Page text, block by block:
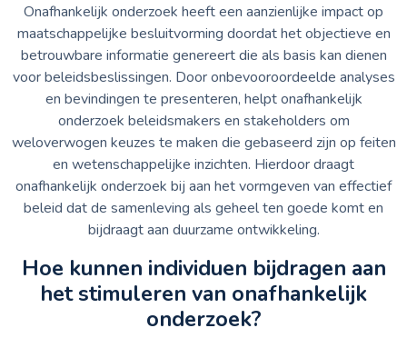
Onafhankelijk onderzoek heeft een aanzienlijke impact op
maatschappelijke besluitvorming doordat het objectieve en
betrouwbare informatie genereert die als basis kan dienen
voor beleidsbeslissingen. Door onbevooroordeelde analyses
en bevindingen te presenteren, helpt onafhankelijk
onderzoek beleidsmakers en stakeholders om
weloverwogen keuzes te maken die gebaseerd zijn op feiten
en wetenschappelijke inzichten. Hierdoor draagt
onafhankelijk onderzoek bij aan het vormgeven van effectief
beleid dat de samenleving als geheel ten goede komt en
bijdraagt aan duurzame ontwikkeling.
Hoe kunnen individuen bijdragen aan
het stimuleren van onafhankelijk
onderzoek?